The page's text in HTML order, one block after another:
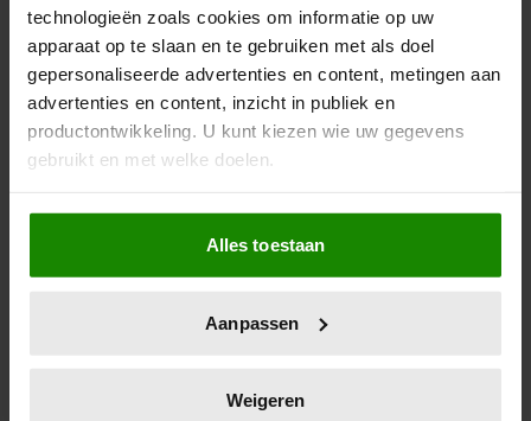
technologieën zoals cookies om informatie op uw
apparaat op te slaan en te gebruiken met als doel
gepersonaliseerde advertenties en content, metingen aan
advertenties en content, inzicht in publiek en
productontwikkeling. U kunt kiezen wie uw gegevens
gebruikt en met welke doelen.
Als u het toestaat, willen we ook graag:
Informatie verzamelen over uw geografische
locatie, die tot een paar meter nauwkeurig kan zijn
scannen op specifieke eigenschappen (fingerprinting)
verwerkt en stel uw voorkeuren in het
Alles toestaan
Aanpassen
Weigeren